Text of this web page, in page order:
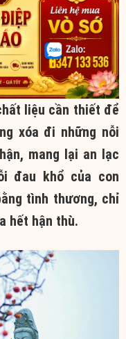
liệu cần thiết để
xóa đi những nỗi
mang lại an lạc
đau khổ của con
tình thương, chỉ
hết hận thù.